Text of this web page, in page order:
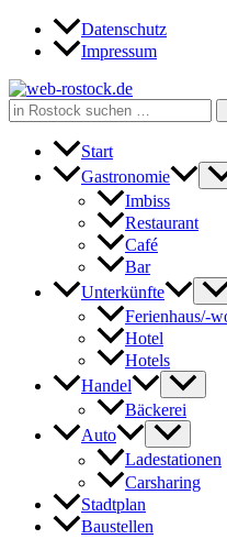
Zum
Inhalt
Datenschutz
Impressum
Search
for:
Start
Gastronomie
Imbiss
Restaurant
Café
Bar
Unterkünfte
Ferienhaus/-
Hotel
Hotels
Handel
Bäckerei
Auto
Ladestationen
Carsharing
Stadtplan
Baustellen